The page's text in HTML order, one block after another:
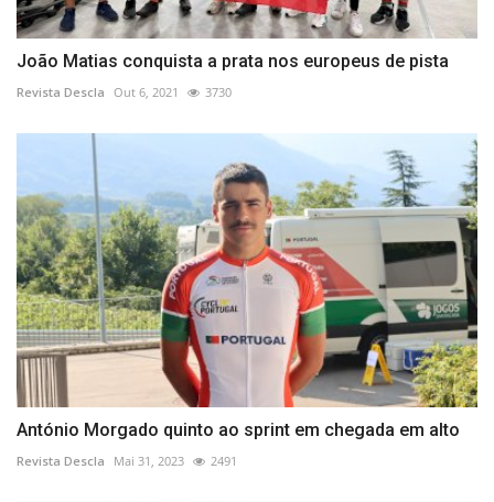
João Matias conquista a prata nos europeus de pista
Revista Descla Out 6, 2021 3730
António Morgado quinto ao sprint em chegada em alto
Revista Descla Mai 31, 2023 2491